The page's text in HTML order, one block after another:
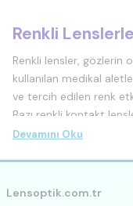
Renkli
Renkli lensler, gözlerin
kullanılan medikal
ve tercih edilen renk
Bazı renkli kontakt
diğerleri tamamen yeni
Renkli lensler,
ve daha rahat bir
Devamını Oku
Lensoptik.com.tr